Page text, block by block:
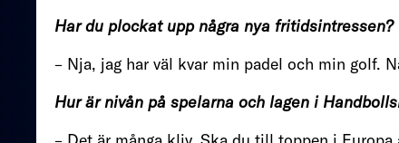
Har du plockat upp några nya fritidsintressen?
– Nja, jag har väl kvar min padel och min golf.
Hur är nivån på spelarna och lagen i